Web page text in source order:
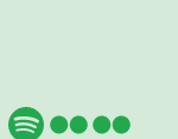
Spotify
Flickr